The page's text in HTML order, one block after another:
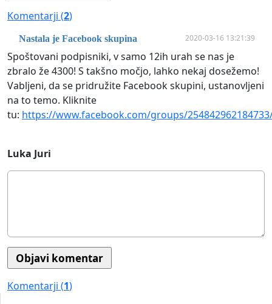
Komentarji (2)
Nastala je Facebook skupina 2020-03-16 13:21:39
Spoštovani podpisniki, v samo 12ih urah se nas je
zbralo že 4300! S takšno močjo, lahko nekaj dosežemo!
Vabljeni, da se pridružite Facebook skupini, ustanovljeni
na to temo. Kliknite
tu: https://www.facebook.com/groups/
Luka Juri
Komentarji (1)